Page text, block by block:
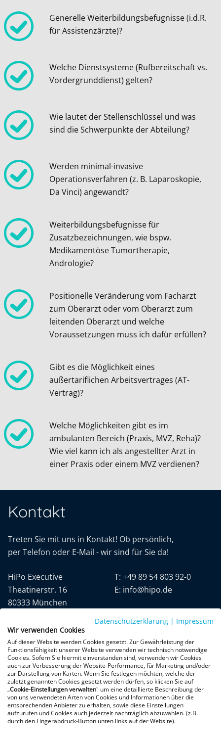
Generelle Weiterbildungsbefugnisse (i.d.R.
für Assistenzärzte)?
Welche Dienstsysteme (Rufbereitschaft vs.
Vordergrunddienst) gelten?
Wie lautet der Stellenschlüssel und was
sind die Schwerpunkte der Abteilung?
Werden minimal-invasive
Operationsverfahren (z. B. Laparoskopie,
Da Vinci) angewandt?
Weiterbildungsbefugnisse für
Zusatzbezeichnungen, wie bspw.
Medikamentöse Tumortherapie,
Andrologie?
Positionelle Veränderung vom Facharzt
zum Oberarzt oder vom Oberarzt zum
leitenden Oberarzt und welche
Voraussetzungen muss ich dafür erfüllen?
Gibt es die Möglichkeit eines
außertariflichen Arbeitsvertrages (AT-
Vertrag)?
Welche Möglichkeiten gibt es im
ambulanten Bereich (Praxis, MVZ, Reha)?
Wie viel kann ich als angestellter Arzt in
einer Praxis oder einem MVZ verdienen?
Kontakt
Treten Sie mit uns in Kontakt! Ob persönlich,
per Telefon oder E-Mail - wir sind für Sie da!
HiPo Executive
Theatinerstr. 16
80333 München
T: +49 89 54 803 92-0
E: info@hipo.de
Datenschutz AGB Impressum
+300 Google-Rezensionen
★★★★★
4,9 von 5 Sternen
Datenschutzerklärung | Impressum
Wir verwenden Cookies
Auf dieser Website werden Cookies gesetzt. Zur Gewährleistung der
Funktionsfähigkeit unserer Website verwenden wir technisch notwendige
Cookies. Sofern Sie hiermit einverstanden sind, verwenden wir Cookies
auch zur Verbesserung der Website-Performance, für Marketing und/oder
zur Darstellung von Karten. Wenn Sie festlegen möchten, welche der
zuletzt genannten Cookies gesetzt werden dürfen, so klicken Sie auf
„Cookie-Einstellungen verwalten" um eine detaillierte Beschreibung der
von uns verwendeten Arten von Cookies und Informationen über die
entsprechenden Anbieter zu erhalten, sowie diese Einstellungen
aufzurufen und Cookies auch jederzeit nachträglich abzuwählen. (z.B.
durch den Fingerabdruck-Button unten links auf der Website).